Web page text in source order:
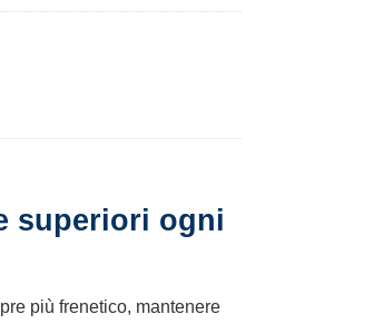
superiori ogni
più frenetico, mantenere